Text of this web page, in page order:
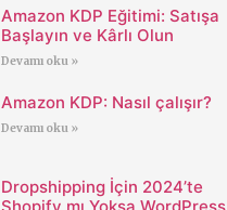
Amazon KDP Eğitimi: Satışa
Başlayın ve Kârlı Olun
Devamı oku »
Amazon KDP: Nasıl çalışır?
Devamı oku »
Dropshipping İçin 2024’te